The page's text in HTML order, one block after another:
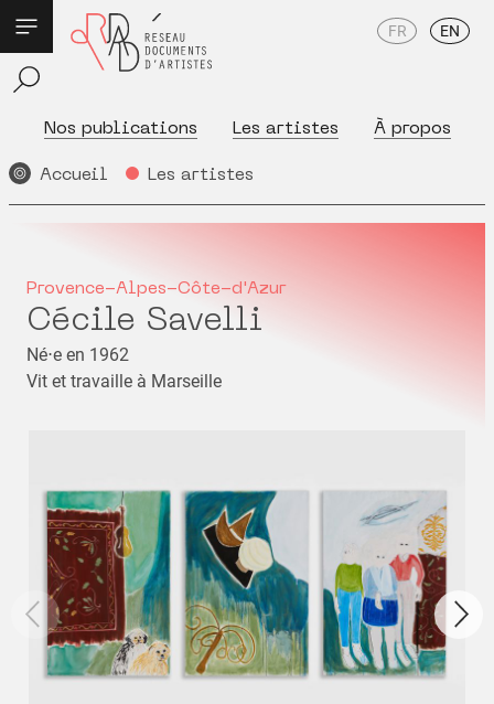
Nos publications Les artistes À propos
FR EN
Accueil Les artistes
Provence-Alpes-Côte-d'Azur
Cécile Savelli
Né⋅e en 1962
Vit et travaille à Marseille